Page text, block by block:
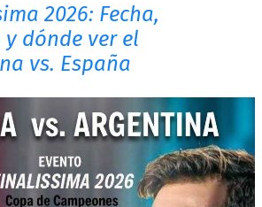
2026: Fecha,
dónde ver el
vs. España